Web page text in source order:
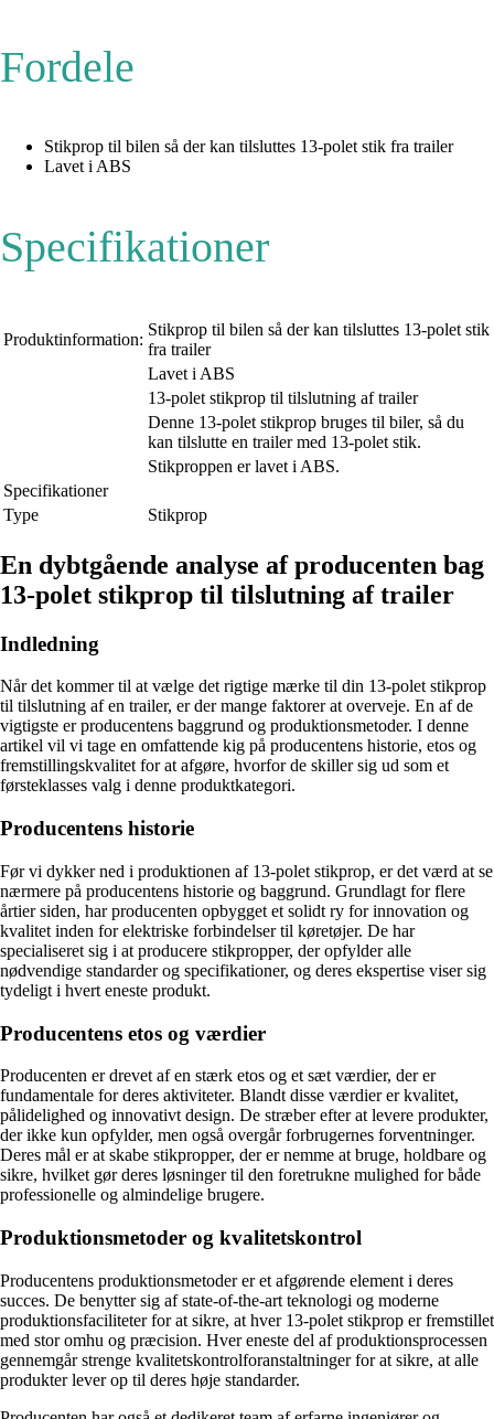
Fordele
Stikprop til bilen så der kan tilsluttes 13-polet stik fra trailer
Lavet i ABS
Specifikationer
Produktinformation:
Stikprop til bilen så der kan tilsluttes 13-polet stik
fra trailer
Lavet i ABS
13-polet stikprop til tilslutning af trailer
Denne 13-polet stikprop bruges til biler, så du
kan tilslutte en trailer med 13-polet stik.
Stikproppen er lavet i ABS.
Specifikationer
Type
Stikprop
En dybtgående analyse af producenten bag
13-polet stikprop til tilslutning af trailer
Indledning
Når det kommer til at vælge det rigtige mærke til din 13-polet stikprop
til tilslutning af en trailer, er der mange faktorer at overveje. En af de
vigtigste er producentens baggrund og produktionsmetoder. I denne
artikel vil vi tage en omfattende kig på producentens historie, etos og
fremstillingskvalitet for at afgøre, hvorfor de skiller sig ud som et
førsteklasses valg i denne produktkategori.
Producentens historie
Før vi dykker ned i produktionen af 13-polet stikprop, er det værd at se
nærmere på producentens historie og baggrund. Grundlagt for flere
årtier siden, har producenten opbygget et solidt ry for innovation og
kvalitet inden for elektriske forbindelser til køretøjer. De har
specialiseret sig i at producere stikpropper, der opfylder alle
nødvendige standarder og specifikationer, og deres ekspertise viser sig
tydeligt i hvert eneste produkt.
Producentens etos og værdier
Producenten er drevet af en stærk etos og et sæt værdier, der er
fundamentale for deres aktiviteter. Blandt disse værdier er kvalitet,
pålidelighed og innovativt design. De stræber efter at levere produkter,
der ikke kun opfylder, men også overgår forbrugernes forventninger.
Deres mål er at skabe stikpropper, der er nemme at bruge, holdbare og
sikre, hvilket gør deres løsninger til den foretrukne mulighed for både
professionelle og almindelige brugere.
Produktionsmetoder og kvalitetskontrol
Producentens produktionsmetoder er et afgørende element i deres
succes. De benytter sig af state-of-the-art teknologi og moderne
produktionsfaciliteter for at sikre, at hver 13-polet stikprop er fremstillet
med stor omhu og præcision. Hver eneste del af produktionsprocessen
gennemgår strenge kvalitetskontrolforanstaltninger for at sikre, at alle
produkter lever op til deres høje standarder.